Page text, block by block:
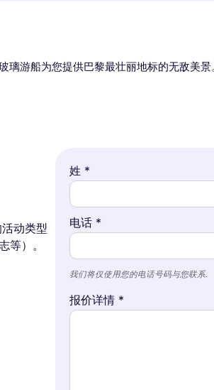
璃游船为您提供巴黎最壮丽地标的无敌美
动类型
等）。
姓 *
电话 *
我们将仅使用您的电话号码与您联系.
报价详情 *